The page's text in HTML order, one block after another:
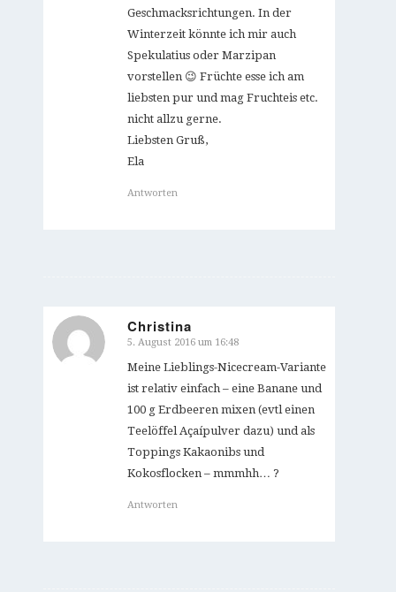
Geschmacksrichtungen. In der
Winterzeit könnte ich mir auch
Spekulatius oder Marzipan
vorstellen 😉 Früchte esse ich am
liebsten pur und mag Fruchteis etc.
nicht allzu gerne.
Liebsten Gruß,
Ela
Antworten
Christina
sagte:
5. August 2016 um 16:48
Meine Lieblings-Nicecream-Variante
ist relativ einfach – eine Banane und
100 g Erdbeeren mixen (evtl einen
Teelöffel Açaípulver dazu) und als
Toppings Kakaonibs und
Kokosflocken – mmmhh… ?
Antworten